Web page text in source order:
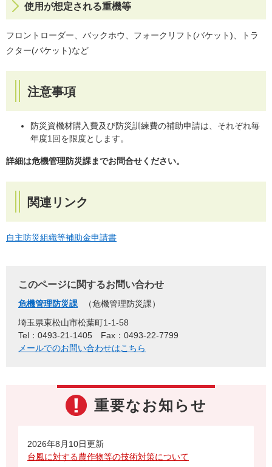
使用が想定される重機等
フロントローダー、バックホウ、フォークリフト(バケット)、トラ
クター(バケット)など
注意事項
防災資機材購入費及び防災訓練費の補助申請は、それぞれ毎
年度1回を限度とします。
詳細は危機管理防災課までお問合せください。
関連リンク
自主防災組織等補助金申請書
このページに関するお問い合わせ
危機管理防災課
危機管理防災課
埼玉県東松山市松葉町1-1-58
Tel：0493-21-1405
Fax：0493-22-7799
メールでのお問い合わせはこちら
重要なお知らせ
2026年8月10日更新
台風に対する農作物等の技術対策について